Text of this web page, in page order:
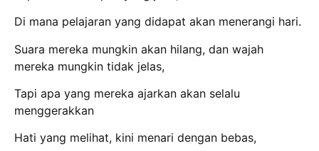
Di mana pelajaran yang didapat akan menerangi hari.
Suara mereka mungkin akan hilang, dan wajah
mereka mungkin tidak jelas,
Tapi apa yang mereka ajarkan akan selalu
menggerakkan
Hati yang melihat, kini menari dengan bebas,